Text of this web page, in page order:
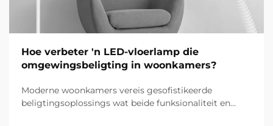
Hoe verbeter 'n LED-vloerlamp die
omgewingsbeligting in woonkamers?
Moderne woonkamers vereis gesofistikeerde
beligtingsoplossings wat beide funksionaliteit en